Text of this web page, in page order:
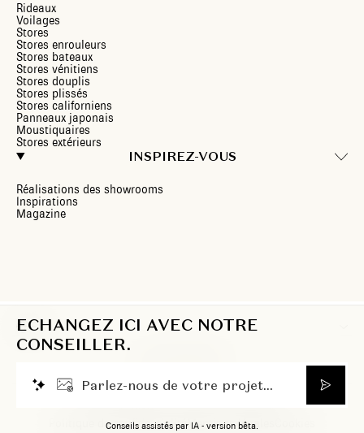
ECHANGEZ ICI AVEC NOTRE
CONSEILLER.
Parlez-nous de votre projet...
Conseils assistés par IA - version bêta.
Rideaux
Voilages
Stores
Stores enrouleurs
Stores bateaux
Stores vénitiens
Stores douplis
Stores plissés
Stores californiens
Panneaux japonais
Moustiquaires
Stores extérieurs
INSPIREZ-VOUS
Réalisations des showrooms
Inspirations
Magazine
FR
Politique de confidentialitéMentions légales